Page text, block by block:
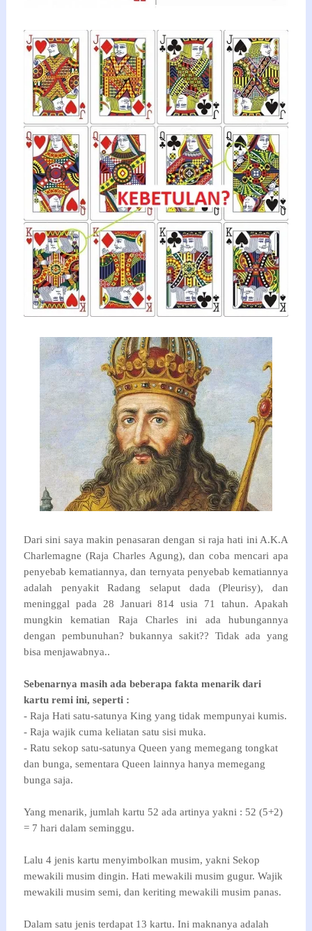
Dari sini saya makin penasaran dengan si raja hati ini A.K.A
Charlemagne (Raja Charles Agung), dan coba mencari apa
penyebab kematiannya, dan ternyata penyebab kematiannya
adalah penyakit Radang selaput dada (Pleurisy), dan
meninggal pada 28 Januari 814 usia 71 tahun. Apakah
mungkin kematian Raja Charles ini ada hubungannya
dengan pembunuhan? bukannya sakit?? Tidak ada yang
bisa menjawabnya..
Sebenarnya masih ada beberapa fakta menarik dari
kartu remi ini, seperti :
- Raja Hati satu-satunya King yang tidak mempunyai kumis.
- Raja wajik cuma keliatan satu sisi muka.
- Ratu sekop satu-satunya Queen yang memegang tongkat
dan bunga, sementara Queen lainnya hanya memegang
bunga saja.
Yang menarik, jumlah kartu 52 ada artinya yakni : 52 (5+2)
= 7 hari dalam seminggu.
Lalu 4 jenis kartu menyimbolkan musim, yakni Sekop
mewakili musim dingin. Hati mewakili musim gugur. Wajik
mewakili musim semi, dan keriting mewakili musim panas.
Dalam satu jenis terdapat 13 kartu. Ini maknanya adalah